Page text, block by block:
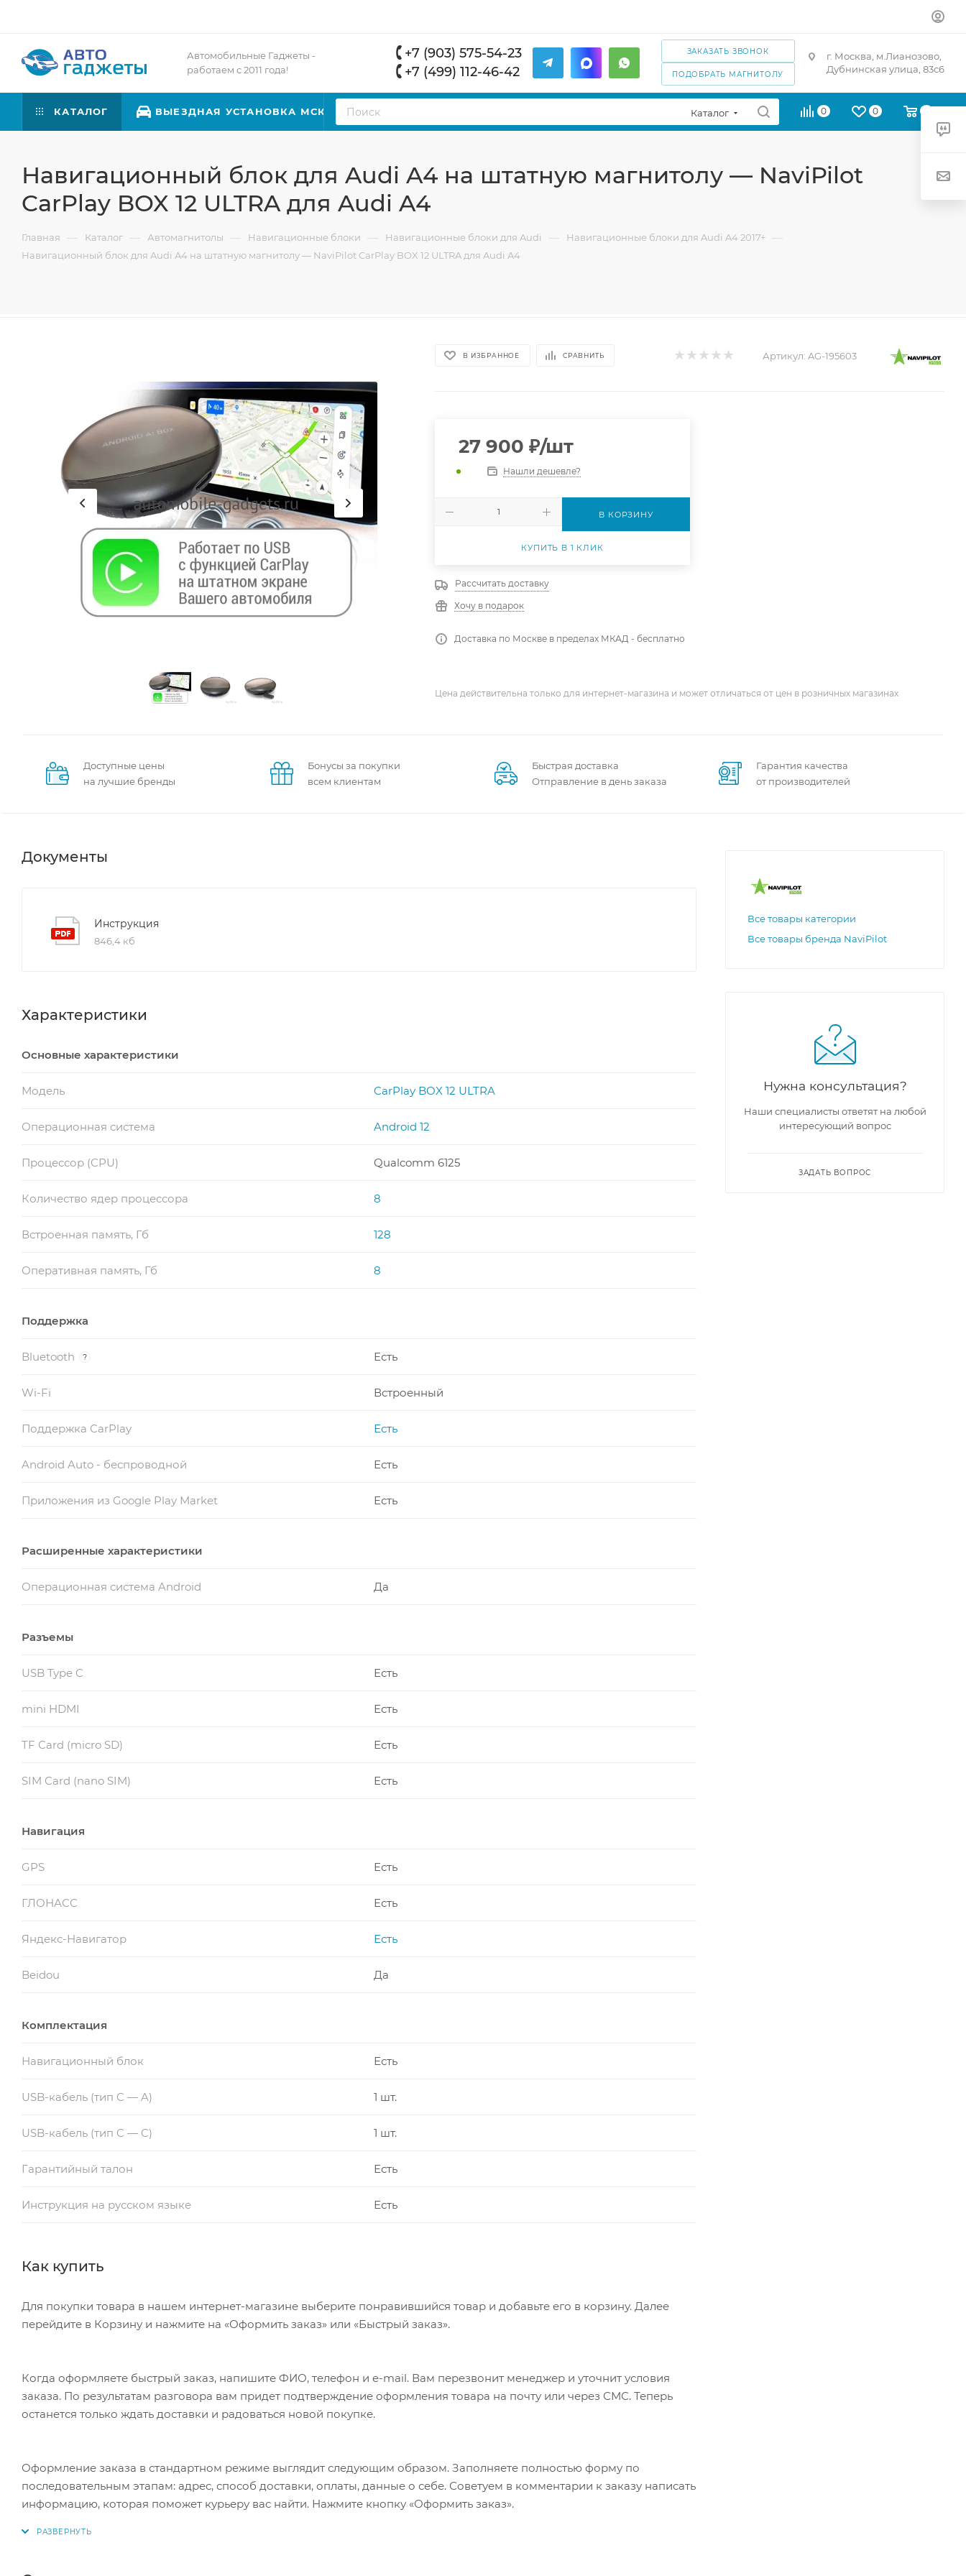
Автомобильные Гаджеты -
работаем с 2011 года!
+7 (903) 575-54-23
+7 (499) 112-46-42
ЗАКАЗАТЬ ЗВОНОК
ПОДОБРАТЬ МАГНИТОЛУ
г. Москва, м.Лианозово,
Дубнинская улица, 83с6
КАТАЛОГ ВЫЕЗДНАЯ УСТАНОВКА МСК Каталог 0 0
Навигационный блок для Audi A4 на штатную магнитолу — NaviPilot
CarPlay BOX 12 ULTRA для Audi A4
Главная — Каталог — Автомагнитолы — Навигационные блоки — Навигационные блоки для Audi — Навигационные блоки для Audi A4 2017+ —
Навигационный блок для Audi A4 на штатную магнитолу — NaviPilot CarPlay BOX 12 ULTRA для Audi A4
В ИЗБРАННОЕ СРАВНИТЬ Артикул: AG-195603
27 900 ₽/шт
Нашли дешевле?
В КОРЗИНУ
КУПИТЬ В 1 КЛИК
Рассчитать доставку
Хочу в подарок
Доставка по Москве в пределах МКАД - бесплатно
Цена действительна только для интернет-магазина и может отличаться от цен в розничных магазинах
Доступные цены
на лучшие бренды
Бонусы за покупки
всем клиентам
Быстрая доставка
Отправление в день заказа
Гарантия качества
от производителей
Документы
Инструкция
846,4 кб
Характеристики
Основные характеристики
Модель CarPlay BOX 12 ULTRA
Операционная система Android 12
Процессор (CPU) Qualcomm 6125
Количество ядер процессора 8
Встроенная память, Гб 128
Оперативная память, Гб 8
Поддержка
Bluetooth ? Есть
Wi-Fi Встроенный
Поддержка CarPlay Есть
Android Auto - беспроводной Есть
Приложения из Google Play Market Есть
Расширенные характеристики
Операционная система Android Да
Разъемы
USB Type C Есть
mini HDMI Есть
TF Card (micro SD) Есть
SIM Card (nano SIM) Есть
Навигация
GPS Есть
ГЛОНАСС Есть
Яндекс-Навигатор Есть
Beidou Да
Комплектация
Навигационный блок Есть
USB-кабель (тип C — A) 1 шт.
USB-кабель (тип C — C) 1 шт.
Гарантийный талон Есть
Инструкция на русском языке Есть
Как купить
Для покупки товара в нашем интернет-магазине выберите понравившийся товар и добавьте его в корзину. Далее
перейдите в Корзину и нажмите на «Оформить заказ» или «Быстрый заказ».
Когда оформляете быстрый заказ, напишите ФИО, телефон и e-mail. Вам перезвонит менеджер и уточнит условия
заказа. По результатам разговора вам придет подтверждение оформления товара на почту или через СМС. Теперь
останется только ждать доставки и радоваться новой покупке.
Оформление заказа в стандартном режиме выглядит следующим образом. Заполняете полностью форму по
последовательным этапам: адрес, способ доставки, оплаты, данные о себе. Советуем в комментарии к заказу написать
информацию, которая поможет курьеру вас найти. Нажмите кнопку «Оформить заказ».
Все товары категории
Все товары бренда NaviPilot
Нужна консультация?
Наши специалисты ответят на любой
интересующий вопрос
ЗАДАТЬ ВОПРОС